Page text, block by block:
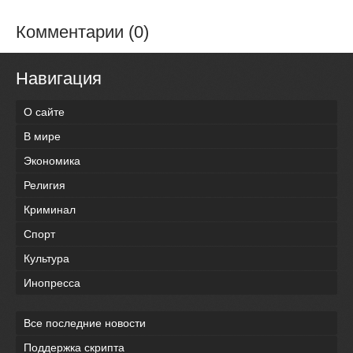
Комментарии (0)
Навигация
О сайте
В мире
Экономика
Религия
Криминал
Спорт
Культура
Инопресса
Все последние новости
Поддержка скрипта